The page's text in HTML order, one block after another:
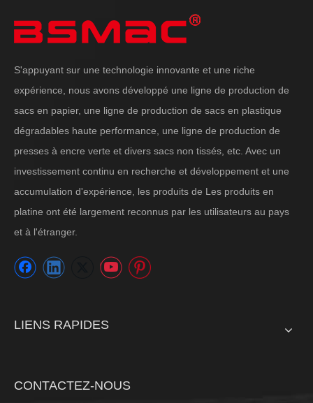
S'appuyant sur une technologie innovante et une riche
expérience, nous avons développé une ligne de production de
sacs en papier, une ligne de production de sacs en plastique
dégradables haute performance, une ligne de production de
presses à encre verte et divers sacs non tissés, etc. Avec un
investissement continu en recherche et développement et une
accumulation d'expérience, les produits de Les produits en
platine ont été largement reconnus par les utilisateurs au pays
et à l'étranger.
LIENS RAPIDES
CONTACTEZ-NOUS